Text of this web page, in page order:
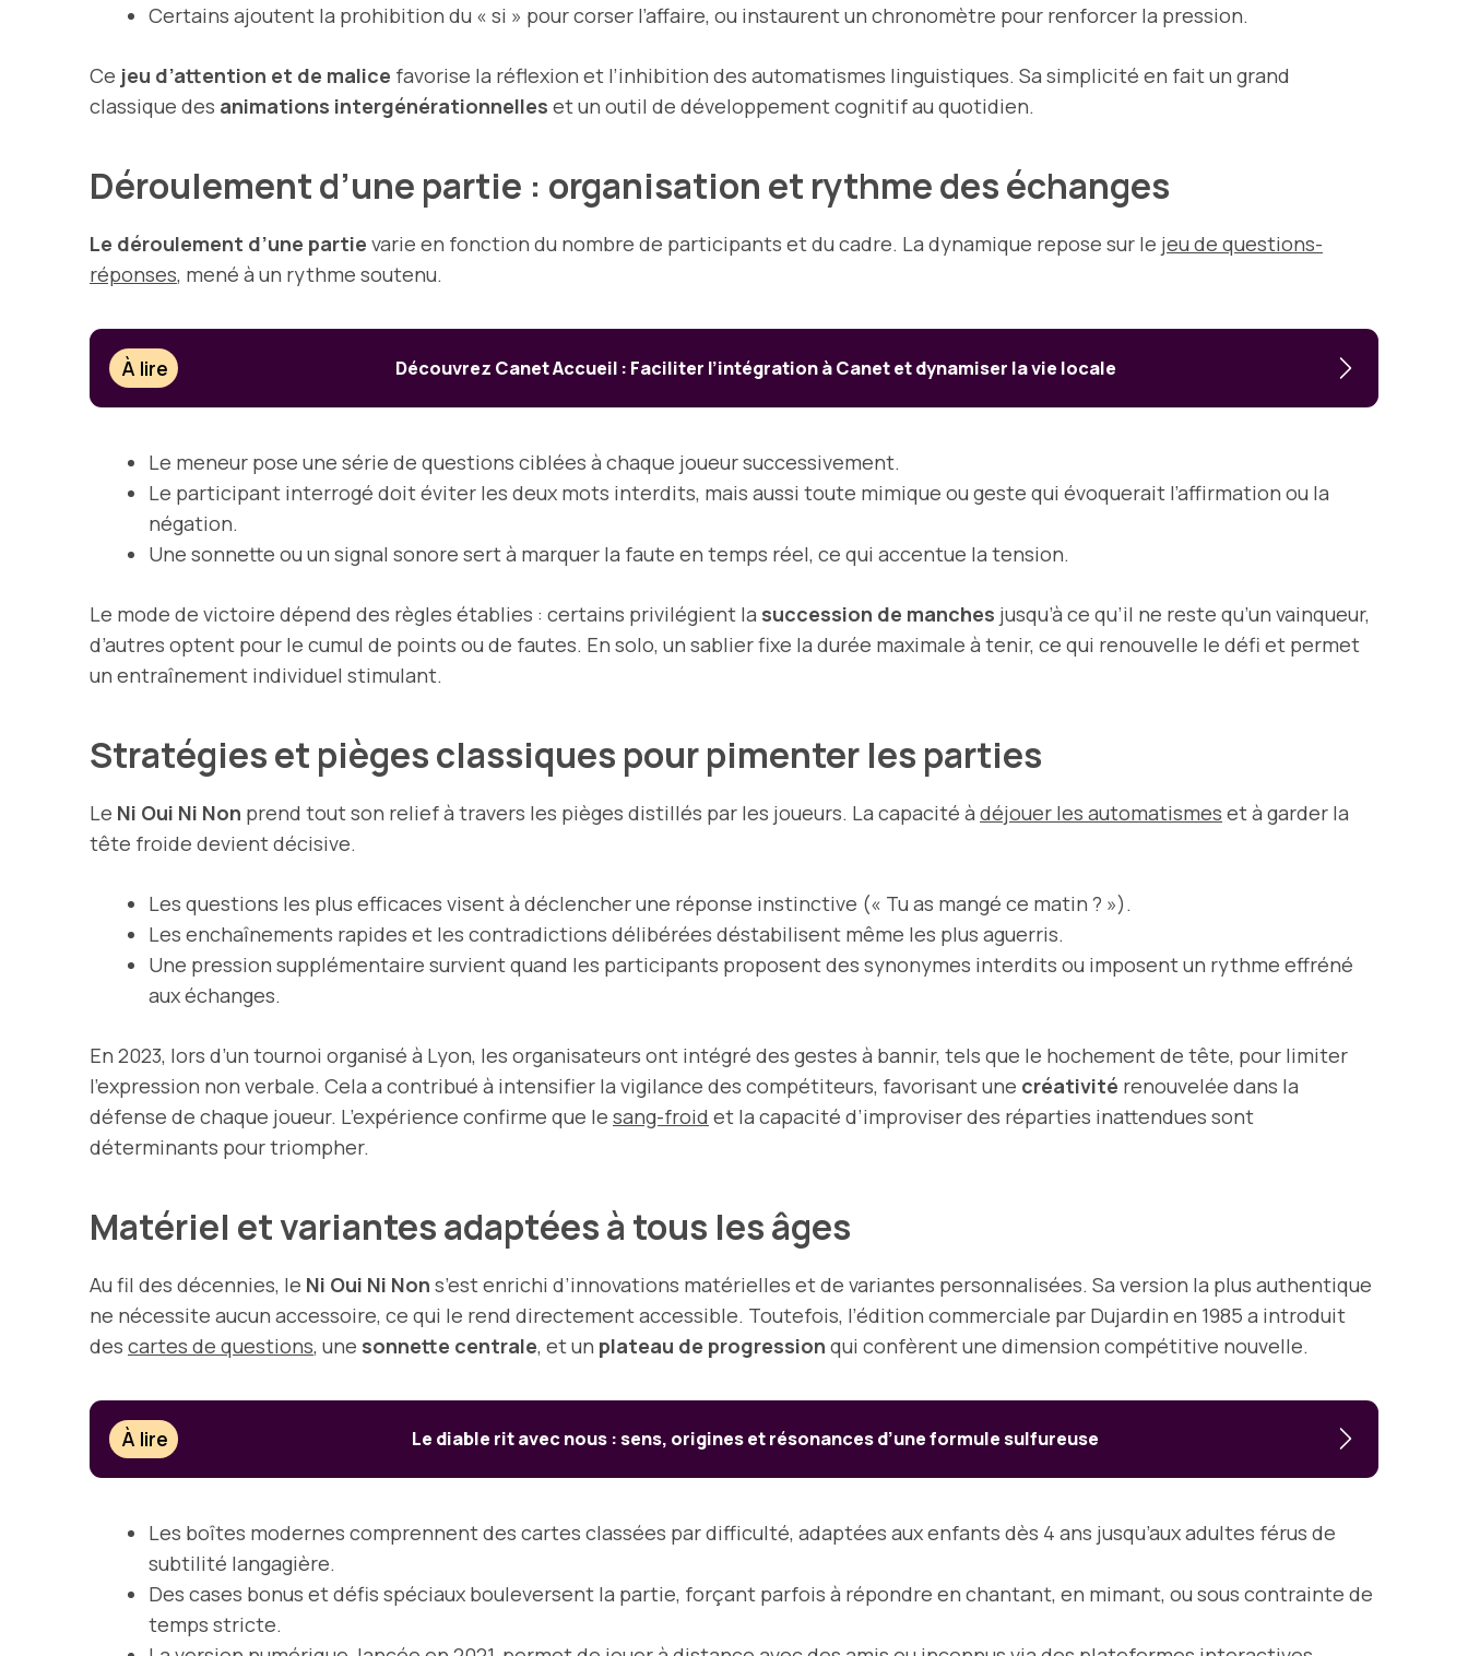
Certains ajoutent la prohibition du « si » pour corser l’affaire, ou instaurent un chronomètre pour renforcer la pression.
Ce jeu d’attention et de malice favorise la réflexion et l’inhibition des automatismes linguistiques. Sa simplicité en fait un grand
classique des animations intergénérationnelles et un outil de développement cognitif au quotidien.
Déroulement d’une partie : organisation et rythme des échanges
Le déroulement d’une partie varie en fonction du nombre de participants et du cadre. La dynamique repose sur le jeu de questions-
réponses, mené à un rythme soutenu.
À lire Découvrez Canet Accueil : Faciliter l’intégration à Canet et dynamiser la vie locale
Le meneur pose une série de questions ciblées à chaque joueur successivement.
Le participant interrogé doit éviter les deux mots interdits, mais aussi toute mimique ou geste qui évoquerait l’affirmation ou la
négation.
Une sonnette ou un signal sonore sert à marquer la faute en temps réel, ce qui accentue la tension.
Le mode de victoire dépend des règles établies : certains privilégient la succession de manches jusqu’à ce qu’il ne reste qu’un vainqueur,
d’autres optent pour le cumul de points ou de fautes. En solo, un sablier fixe la durée maximale à tenir, ce qui renouvelle le défi et permet
un entraînement individuel stimulant.
Stratégies et pièges classiques pour pimenter les parties
Le Ni Oui Ni Non prend tout son relief à travers les pièges distillés par les joueurs. La capacité à déjouer les automatismes et à garder la
tête froide devient décisive.
Les questions les plus efficaces visent à déclencher une réponse instinctive (« Tu as mangé ce matin ? »).
Les enchaînements rapides et les contradictions délibérées déstabilisent même les plus aguerris.
Une pression supplémentaire survient quand les participants proposent des synonymes interdits ou imposent un rythme effréné
aux échanges.
En 2023, lors d’un tournoi organisé à Lyon, les organisateurs ont intégré des gestes à bannir, tels que le hochement de tête, pour limiter
l’expression non verbale. Cela a contribué à intensifier la vigilance des compétiteurs, favorisant une créativité renouvelée dans la
défense de chaque joueur. L’expérience confirme que le sang-froid et la capacité d’improviser des réparties inattendues sont
déterminants pour triompher.
Matériel et variantes adaptées à tous les âges
Au fil des décennies, le Ni Oui Ni Non s’est enrichi d’innovations matérielles et de variantes personnalisées. Sa version la plus authentique
ne nécessite aucun accessoire, ce qui le rend directement accessible. Toutefois, l’édition commerciale par Dujardin en 1985 a introduit
des cartes de questions, une sonnette centrale, et un plateau de progression qui confèrent une dimension compétitive nouvelle.
À lire Le diable rit avec nous : sens, origines et résonances d’une formule sulfureuse
Les boîtes modernes comprennent des cartes classées par difficulté, adaptées aux enfants dès 4 ans jusqu’aux adultes férus de
subtilité langagière.
Des cases bonus et défis spéciaux bouleversent la partie, forçant parfois à répondre en chantant, en mimant, ou sous contrainte de
temps stricte.